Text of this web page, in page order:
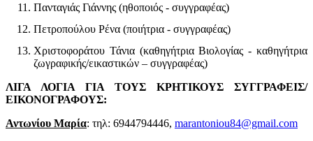
Πανταγιάς Γιάννης (ηθοποιός - συγγραφέας)
Πετροπούλου Ρένα (ποιήτρια - συγγραφέας)
Χριστοφοράτου Τάνια (καθηγήτρια Βιολογίας - καθηγήτρια
ζωγραφικής/εικαστικών – συγγραφέας)
ΛΙΓΑ ΛΟΓΙΑ ΓΙΑ ΤΟΥΣ ΚΡΗΤΙΚΟΥΣ ΣΥΓΓΡΑΦΕΙΣ/
ΕΙΚΟΝΟΓΡΑΦΟΥΣ:
Αντωνίου Μαρία: τηλ: 6944794446, marantoniou84@gmail.com